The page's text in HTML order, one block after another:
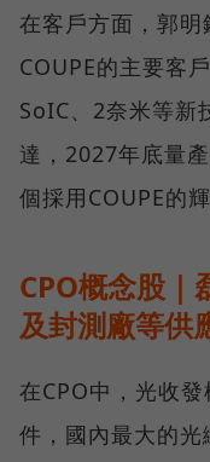
在客戶方面，郭
COUPE的主要客
SoIC、2奈米等新
達，2027年底量
個採用COUPE的輝
CPO概念股｜
及封測廠等供
在CPO中，光收
件，國內最大的